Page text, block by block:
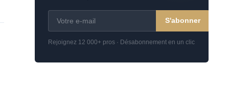
S'abonner
Rejoignez 12 000+ pros · Désabonnement en un clic